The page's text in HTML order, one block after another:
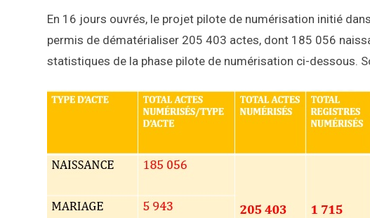
En 16 jours ouvrés, le projet pilote de numérisation initié
permis de dématérialiser 205 403 actes, dont 185 056
statistiques de la phase pilote de numérisation ci-dessous.